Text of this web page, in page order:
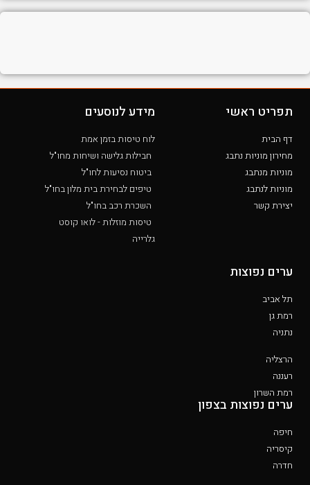
תפריט ראשי
דף הבית
מחירון מוניות נתבג
מוניות מנתבג
מוניות לנתבג
יצירת קשר
מידע לנוסעים
לוח טיסות בזמן אמת
חבילות גלישה ושיחות מחו"ל
ביטוח נסיעות לחו"ל
טיפים לבחירת בית מלון בחו"ל
השכרת רכב בחו"ל
טיסות מוזלות - לואו קוסט
גלרייה
ערים נפוצות
תל אביב
רמת גן
נתניה
הרצליה
רעננה
רמת השרון
ערים נפוצות בצפון
חיפה
קיסריה
חדרה